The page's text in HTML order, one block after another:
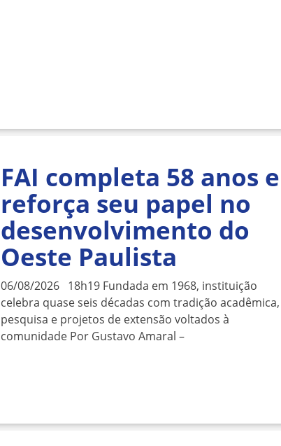
FAI completa 58 anos e
reforça seu papel no
desenvolvimento do
Oeste Paulista
06/08/2026 18h19 Fundada em 1968, instituição
celebra quase seis décadas com tradição acadêmica,
pesquisa e projetos de extensão voltados à
comunidade Por Gustavo Amaral –